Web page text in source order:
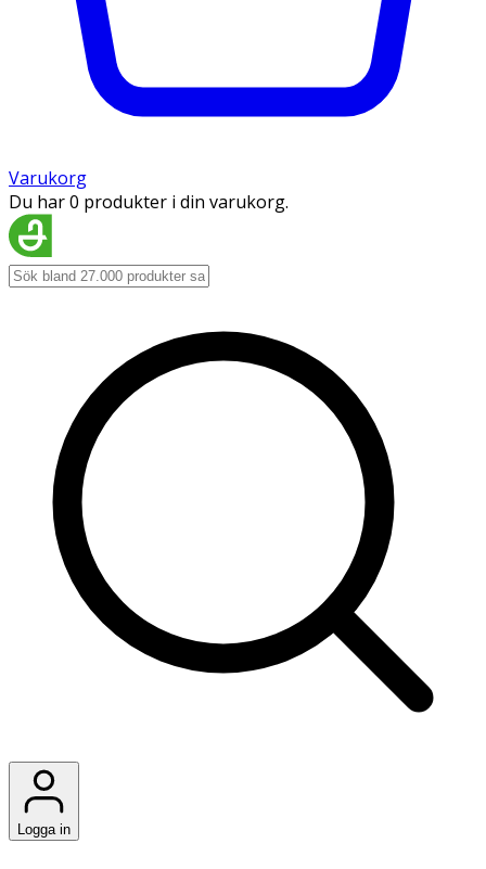
Varukorg
Du har 0 produkter i din varukorg.
Logga in